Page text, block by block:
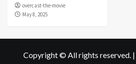
overcast-the-movie
May 8, 2025
Copyright © All rights reserved. |